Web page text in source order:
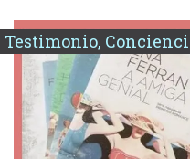
Testimonio,